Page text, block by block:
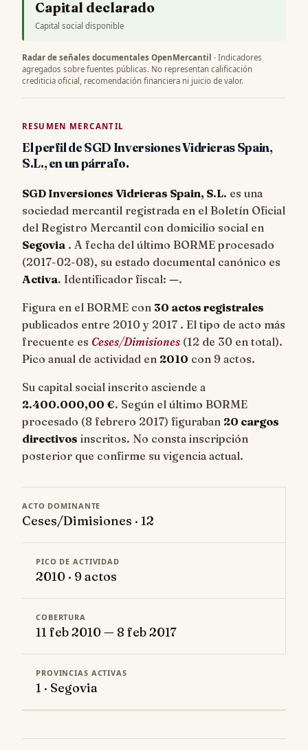
Capital declarado
Capital social disponible
Radar de señales documentales OpenMercantil · Indicadores
agregados sobre fuentes públicas. No representan calificación
crediticia oficial, recomendación financiera ni juicio de valor.
RESUMEN MERCANTIL
El perfil de SGD Inversiones Vidrieras Spain,
S.L., en un párrafo.
SGD Inversiones Vidrieras Spain, S.L. es una
sociedad mercantil registrada en el Boletín Oficial
del Registro Mercantil con domicilio social en
Segovia . A fecha del último BORME procesado
(2017-02-08), su estado documental canónico es
Activa. Identificador fiscal: —.
Figura en el BORME con 30 actos registrales
publicados entre 2010 y 2017 . El tipo de acto más
frecuente es Ceses/Dimisiones (12 de 30 en total).
Pico anual de actividad en 2010 con 9 actos.
Su capital social inscrito asciende a
2.400.000,00 €. Según el último BORME
procesado (8 febrero 2017) figuraban 20 cargos
directivos inscritos. No consta inscripción
posterior que confirme su vigencia actual.
ACTO DOMINANTE
Ceses/Dimisiones · 12
PICO DE ACTIVIDAD
2010 · 9 actos
COBERTURA
11 feb 2010 — 8 feb 2017
PROVINCIAS ACTIVAS
1 · Segovia